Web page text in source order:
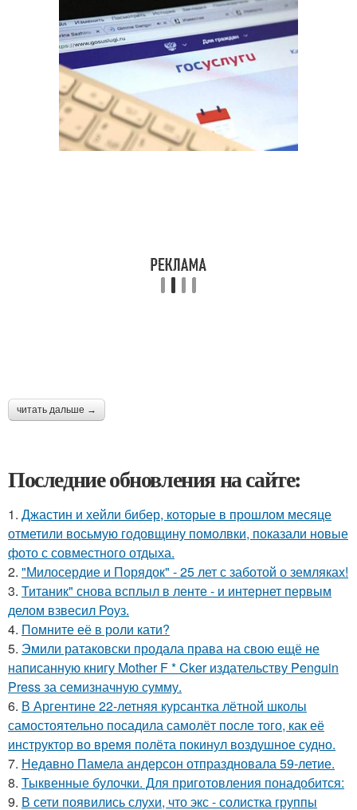
читать дальше →
Последние обновления на сайте:
1. Джастин и хейли бибер, которые в прошлом месяце
отметили восьмую годовщину помолвки, показали новые
фото с совместного отдыха.
2. "Милосердие и Порядок" - 25 лет с заботой о земляках!
3. Титаник" снова всплыл в ленте - и интернет первым
делом взвесил Роуз.
4. Помните её в роли кати?
5. Эмили ратаковски продала права на свою ещё не
написанную книгу Mother F * Cker издательству Penguin
Press за семизначную сумму.
6. В Аргентине 22-летняя курсантка лётной школы
самостоятельно посадила самолёт после того, как её
инструктор во время полёта покинул воздушное судно.
7. Недавно Памела андерсон отпраздновала 59-летие.
8. Тыквенные булочки. Для приготовления понадобится:
9. В сети появились слухи, что экс - солистка группы